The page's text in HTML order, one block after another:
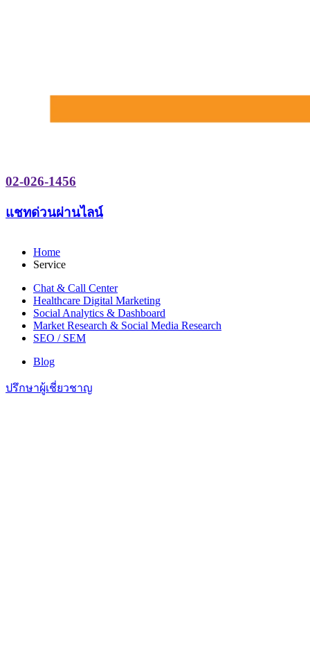
02-026-1456
แชทด่วนผ่านไลน์
Home
Service
Chat & Call Center
Healthcare Digital Marketing
Social Analytics & Dashboard
Market Research & Social Media Research
SEO / SEM
Blog
ปรึกษาผู้เชี่ยวชาญ